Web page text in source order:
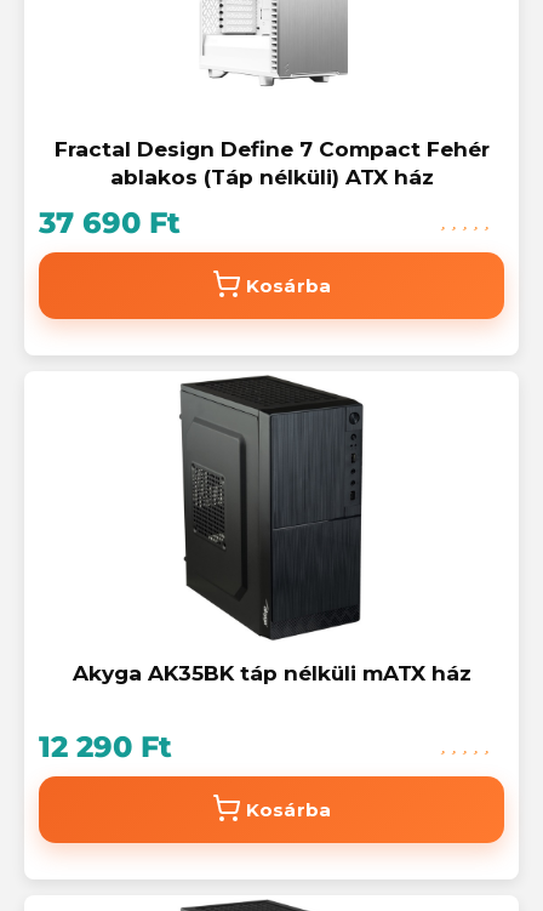
Fractal Design Define 7 Compact Fehér
ablakos (Táp nélküli) ATX ház
37 690 Ft
Kosárba
Akyga AK35BK táp nélküli mATX ház
12 290 Ft
Kosárba